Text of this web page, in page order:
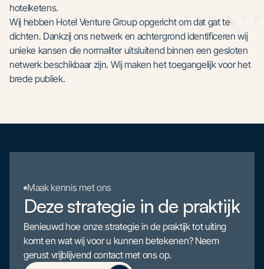
hotelketens.
Wij hebben Hotel Venture Group opgericht om dat gat te
dichten. Dankzij ons netwerk en achtergrond identificeren wij
unieke kansen die normaliter uitsluitend binnen een gesloten
netwerk beschikbaar zijn. Wij maken het toegangelijk voor het
brede publiek.
Maak kennis met ons
Deze strategie in de praktijk
Benieuwd hoe onze strategie in de praktijk tot uiting
komt en wat wij voor u kunnen betekenen? Neem
gerust vrijblijvend contact met ons op.